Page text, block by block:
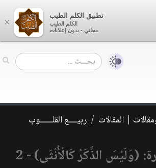
| المقالات
ربيــــع القلــــــوب
(وَلَيْسَ الذَّكَرُ كَالْأُنْثَى) - 2
×
تطبيق الكلم الطيب
الكلم الطيب
مجاني - بدون إعلانات